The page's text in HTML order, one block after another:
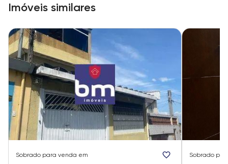
Imóveis similares
Sobrado para venda em Sobrado